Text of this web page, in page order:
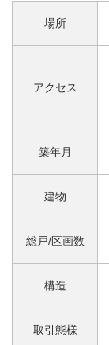
場所
アクセス
築年月
建物
総戸/区画数
構造
取引態様